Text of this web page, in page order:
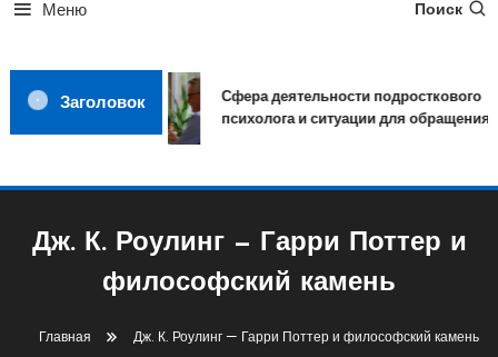
Меню Поиск
Заголовок
Сфера деятельности подросткового
психолога и ситуации для обращения
Дж. К. Роулинг — Гарри Поттер и
философский камень
Главная Дж. К. Роулинг — Гарри Поттер и философский камень